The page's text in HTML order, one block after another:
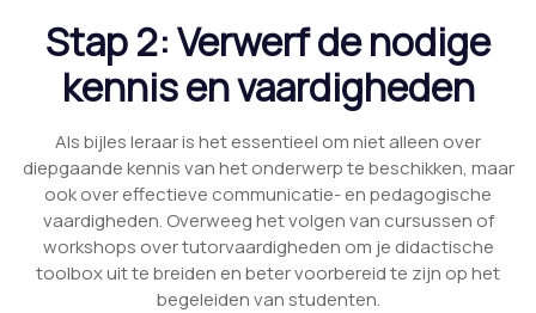
Stap 2: Verwerf de nodige
kennis en vaardigheden
Als bijles leraar is het essentieel om niet alleen over
diepgaande kennis van het onderwerp te beschikken, maar
ook over effectieve communicatie- en pedagogische
vaardigheden. Overweeg het volgen van cursussen of
workshops over tutorvaardigheden om je didactische
toolbox uit te breiden en beter voorbereid te zijn op het
begeleiden van studenten.